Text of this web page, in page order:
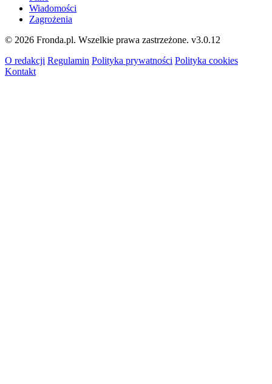
Wiadomości
Zagrożenia
© 2026 Fronda.pl. Wszelkie prawa zastrzeżone. v3.0.12
O redakcji Regulamin Polityka prywatności Polityka cookies
Kontakt